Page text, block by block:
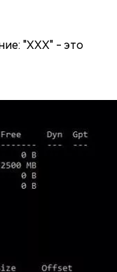
"XXX" - это